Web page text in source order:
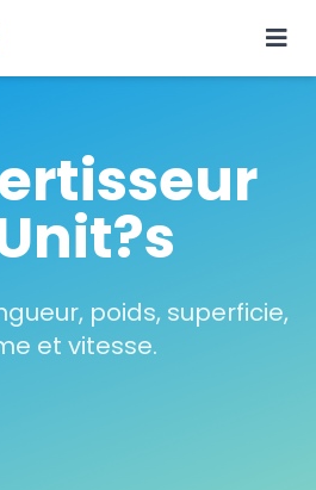
poids, superficie,
et vitesse.